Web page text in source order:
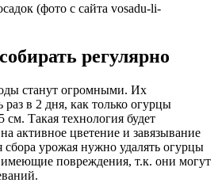
(фото с сайта vosadu-li-
регулярно
станут огромными. Их
раз в 2 дня, как только огурцы
Такая технология будет
активное цветение и завязывание
урожая нужно удалять огурцы
повреждения, т.к. они могут